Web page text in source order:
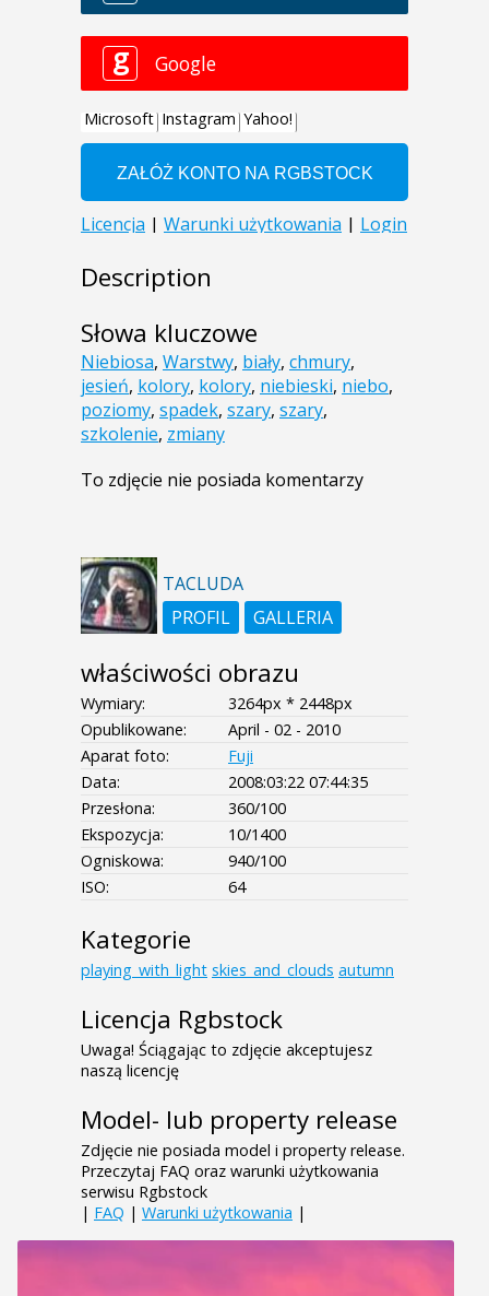
Description
Słowa kluczowe
Niebiosa, Warstwy, biały, chmury,
jesień, kolory, kolory, niebieski, niebo,
poziomy, spadek, szary, szary,
szkolenie, zmiany
To zdjęcie nie posiada komentarzy
TACLUDA
PROFIL
GALLERIA
właściwości obrazu
Wymiary:
3264px * 2448px
Opublikowane:
April - 02 - 2010
Aparat foto:
Fuji
Data:
2008:03:22 07:44:35
Przesłona:
360/100
Ekspozycja:
10/1400
Ogniskowa:
940/100
ISO:
64
Kategorie
playing_with_light skies_and_clouds autumn
Licencja Rgbstock
Uwaga! Ściągając to zdjęcie akceptujesz
naszą licencję
Model- lub property release
Zdjęcie nie posiada model i property release.
Przeczytaj FAQ oraz warunki użytkowania
serwisu Rgbstock
| FAQ | Warunki użytkowania |